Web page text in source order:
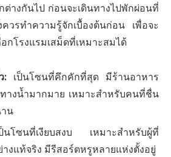
ต่างกันไป ก่อนจะเดินทางไปพักผ่อนที่
วรทำความรู้จักเบื้องต้นก่อน เพื่อจะ
กโรงแรมเสม็ดที่เหมาะสมได้
: เป็นโซนที่คึกคักที่สุด มีร้านอาหาร
างน้ำมากมาย เหมาะสำหรับคนที่ชื่น
น
โซนที่เงียบสงบ เหมาะสำหรับผู้ที่
งแท้จริง มีรีสอร์ตหรูหลายแห่งตั้งอยู่